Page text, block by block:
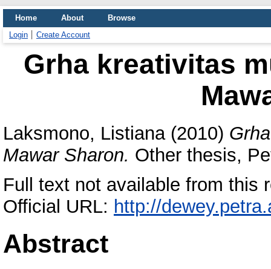
Home About
Browse
Login
Create Account
Grha kreativitas
Laksmono, Listiana(2010)
Mawar Sharon. Other thesis,
Full text not available from this
Official URL: http://
Abstract